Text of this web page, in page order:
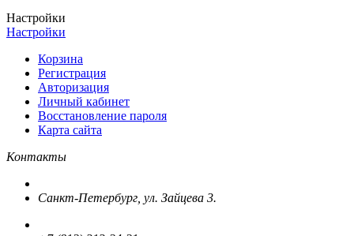
Настройки
Настройки
Корзина
Регистрация
Авторизация
Личный кабинет
Восстановление пароля
Карта сайта
Контакты
Санкт-Петербург, ул. Зайцева 3.